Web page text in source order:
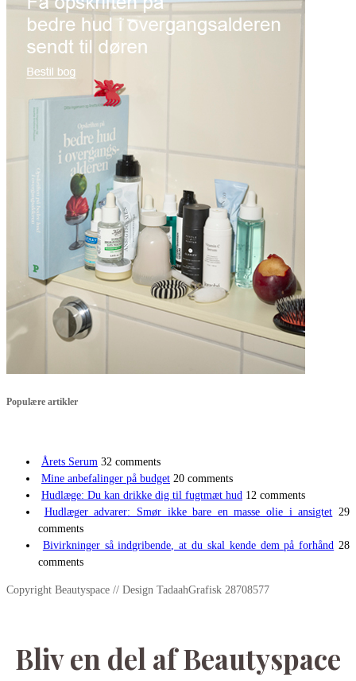
Populære artikler
Årets Serum 32 comments
Mine anbefalinger på budget 20 comments
Hudlæge: Du kan drikke dig til fugtmæt hud 12 comments
Hudlæger advarer: Smør ikke bare en masse olie i ansigtet 29
comments
Bivirkninger så indgribende, at du skal kende dem på forhånd 28
comments
Copyright Beautyspace // Design TadaahGrafisk 28708577
Bliv en del af Beautyspace